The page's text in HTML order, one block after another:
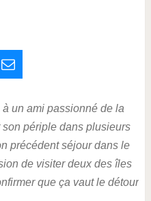
un ami passionné de la
périple dans plusieurs
précédent séjour dans le
de visiter deux des îles
que ça vaut le détour